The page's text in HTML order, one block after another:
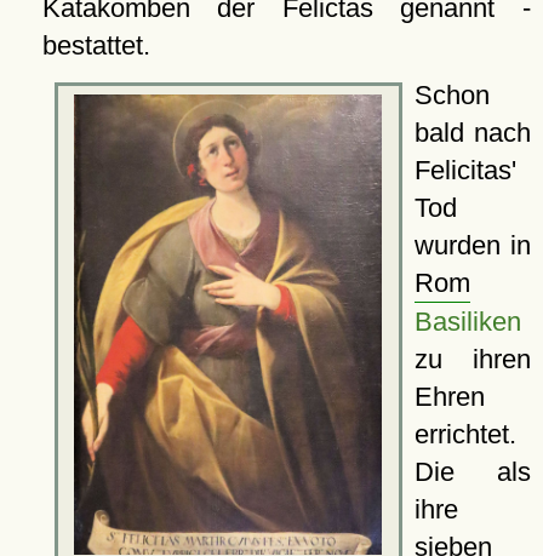
Katakomben der Felictas genannt -
bestattet.
Schon
bald nach
Felicitas'
Tod
wurden in
Rom
Basiliken
zu ihren
Ehren
errichtet.
Die als
ihre
sieben